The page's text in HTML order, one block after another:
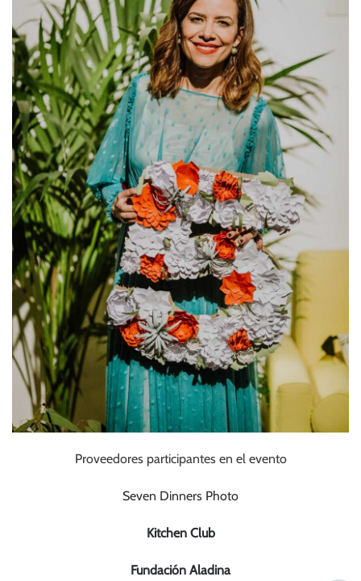
Proveedores participantes en el evento
Seven Dinners Photo
Kitchen Club
Fundación Aladina